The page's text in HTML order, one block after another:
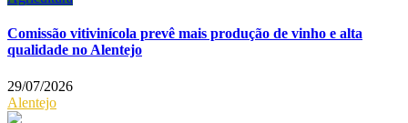
Comissão vitivinícola prevê mais produção de vinho e alta
qualidade no Alentejo
29/07/2026
Alentejo